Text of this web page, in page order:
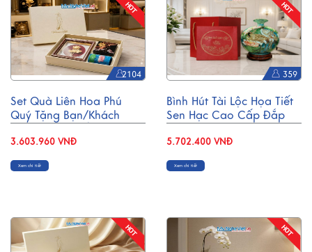
2104
Set Quà Liên Hoa Phú
Quý Tặng Bạn/Khách
Lót Ly & Cắm Bút
CBQT006
3.603.960 VNĐ
Xem chi tiết
359
Bình Hút Tài Lộc Họa Tiết
Sen Hạc Cao Cấp Đắp
1
5.702.400 VNĐ
Xem chi tiết